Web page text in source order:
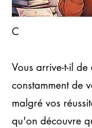
C
Vous arrive-t-il de
constamment de
malgré vos
qu'on découvre